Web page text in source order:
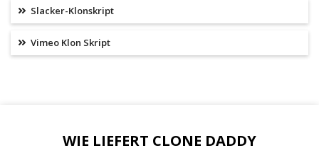
Slacker-Klonskript
Vimeo Klon Skript
WIE LIEFERT CLONE DADDY